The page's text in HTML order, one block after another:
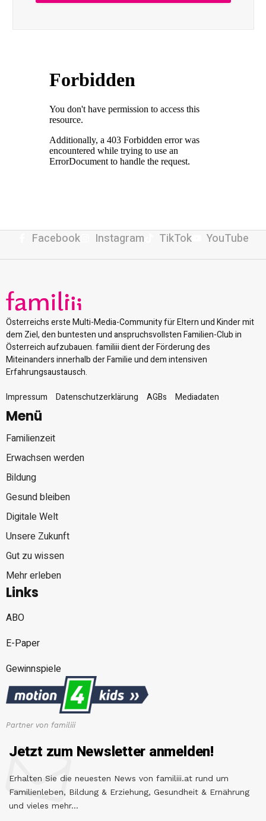
Facebook Instagram TikTok YouTube
Österreichs erste Multi-Media-Community für Eltern und Kinder mit
dem Ziel, den buntesten und anspruchsvollsten Familien-Club in
Österreich aufzubauen. familiii dient der Förderung des
Miteinanders innerhalb der Familie und dem intensiven
Erfahrungsaustausch.
Impressum
Datenschutzerklärung AGBs Mediadaten
Menü
Familienzeit
Erwachsen werden
Bildung
Gesund bleiben
Digitale Welt
Unsere Zukunft
Gut zu wissen
Mehr erleben
Links
ABO
E-Paper
Gewinnspiele
Partner von familiii
Jetzt zum Newsletter anmelden!
Erhalten Sie die neuesten News von familiii.at rund um
Familienleben, Bildung & Erziehung, Gesundheit & Ernährung
und vieles mehr...